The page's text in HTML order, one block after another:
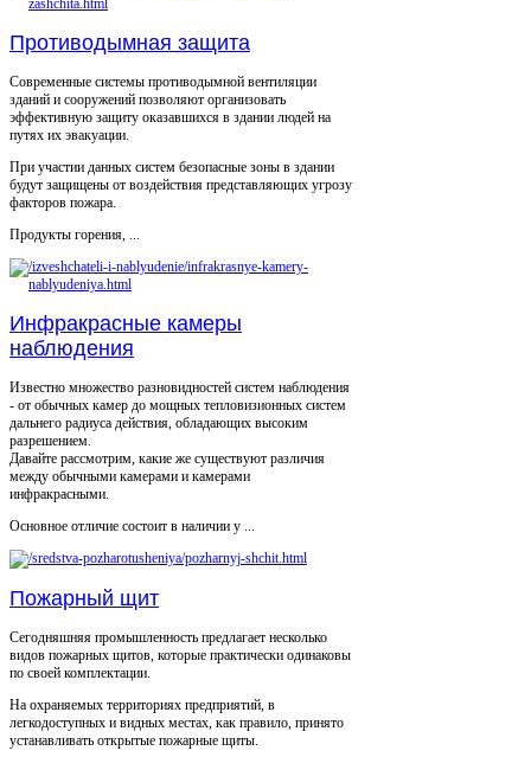
Противодымная защита
Современные системы противодымной вентиляции
зданий и сооружений позволяют организовать
эффективную защиту оказавшихся в здании людей на
путях их эвакуации.
При участии данных систем безопасные зоны в здании
будут защищены от воздействия представляющих угрозу
факторов пожара.
Продукты горения, ...
Инфракрасные камеры
наблюдения
Известно множество разновидностей систем наблюдения
- от обычных камер до мощных тепловизионных систем
дальнего радиуса действия, обладающих высоким
разрешением.
Давайте рассмотрим, какие же существуют различия
между обычными камерами и камерами
инфракрасными.
Основное отличие состоит в наличии у ...
Пожарный щит
Сегодняшняя промышленность предлагает несколько
видов пожарных щитов, которые практически одинаковы
по своей комплектации.
На охраняемых территориях предприятий, в
легкодоступных и видных местах, как правило, принято
устанавливать открытые пожарные щиты.